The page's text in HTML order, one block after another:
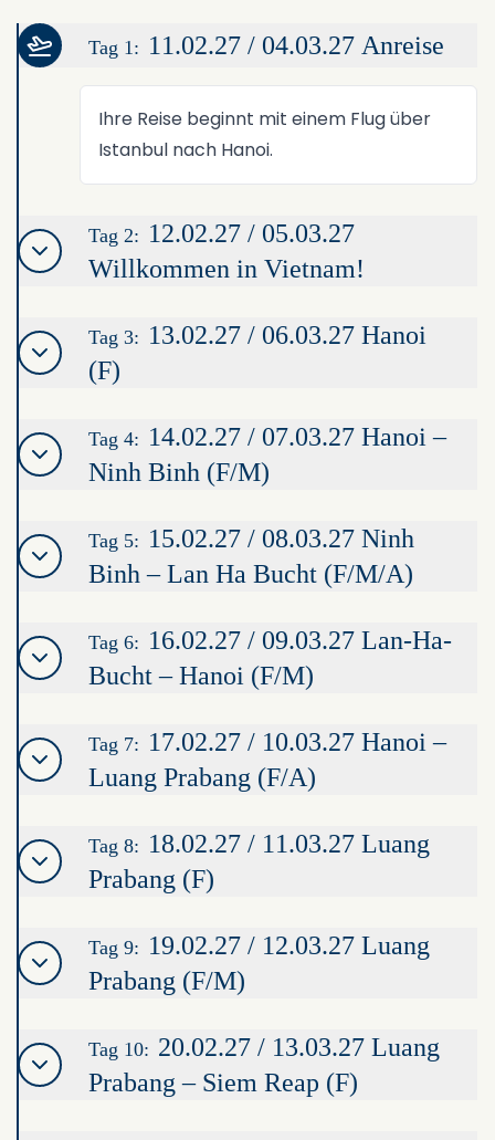
Tag 1: 11.02.27 / 04.03.27 Anreise
Ihre Reise beginnt mit einem Flug über
Istanbul nach Hanoi.
Tag 2: 12.02.27 / 05.03.27
Willkommen in Vietnam!
Tag 3: 13.02.27 / 06.03.27 Hanoi
(F)
Tag 4: 14.02.27 / 07.03.27 Hanoi –
Ninh Binh (F/M)
Tag 5: 15.02.27 / 08.03.27 Ninh
Binh – Lan Ha Bucht (F/M/A)
Tag 6: 16.02.27 / 09.03.27 Lan-Ha-
Bucht – Hanoi (F/M)
Tag 7: 17.02.27 / 10.03.27 Hanoi –
Luang Prabang (F/A)
Tag 8: 18.02.27 / 11.03.27 Luang
Prabang (F)
Tag 9: 19.02.27 / 12.03.27 Luang
Prabang (F/M)
Tag 10: 20.02.27 / 13.03.27 Luang
Prabang – Siem Reap (F)